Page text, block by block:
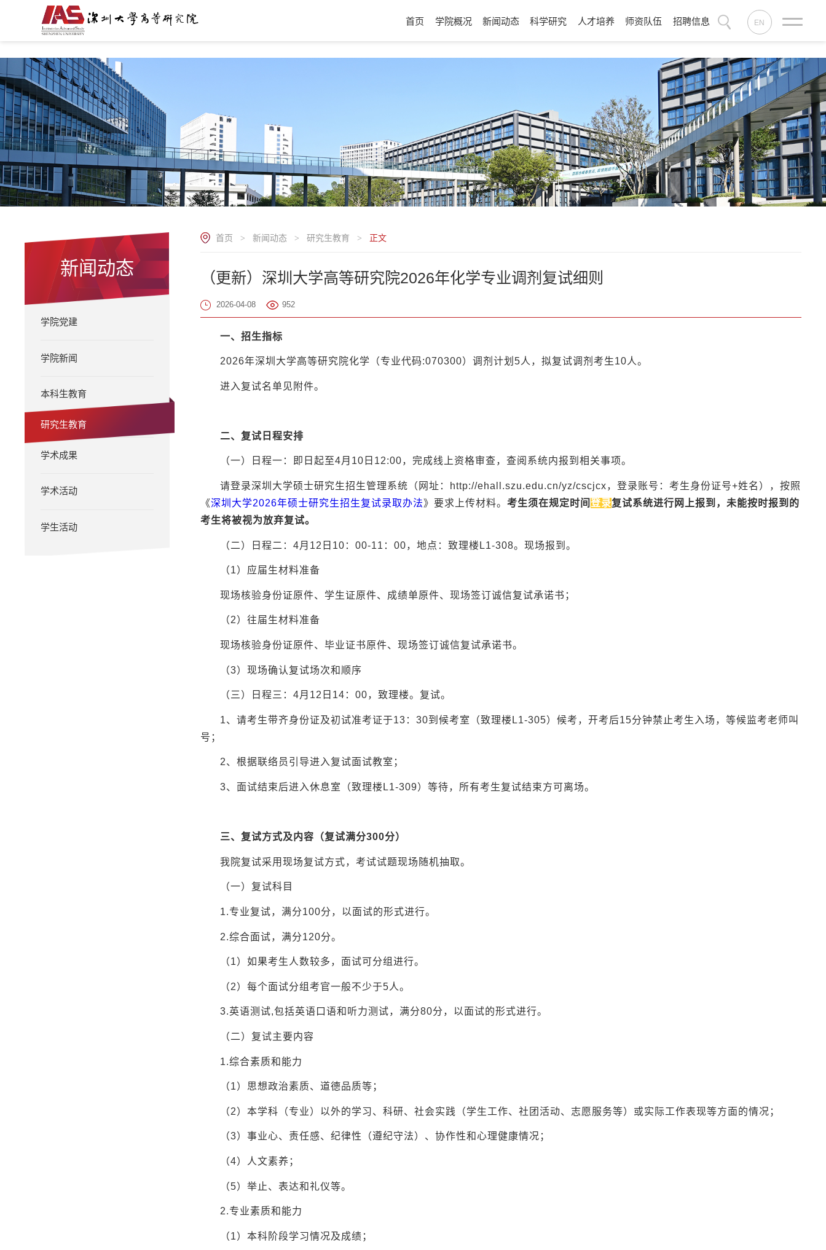
首页 学院概况 新闻动态 科学研究 人才培养 师资队伍 招聘信息 EN
新闻动态
学院党建
学院新闻
本科生教育
研究生教育
学术成果
学术活动
学生活动
首页 > 新闻动态 > 研究生教育 > 正文
（更新）深圳大学高等研究院2026年化学专业调剂复试细则
2026-04-08 952
一、招生指标
2026年深圳大学高等研究院化学（专业代码:070300）调剂计划5人，拟复试调剂考生10人。
进入复试名单见附件。
二、复试日程安排
（一）日程一：即日起至4月10日12:00，完成线上资格审查，查阅系统内报到相关事项。
请登录深圳大学硕士研究生招生管理系统（网址：http://ehall.szu.edu.cn/yz/cscjcx，登录账号：考生身份证号+姓名），按照
《深圳大学2026年硕士研究生招生复试录取办法》要求上传材料。 考生须在规定时间 登录复试系统进行网上报到，未能按时报到的
考生将被视为放弃复试。
（二）日程二：4月12日10：00-11：00，地点：致理楼L1-308。现场报到。
（1）应届生材料准备
现场核验身份证原件、学生证原件、成绩单原件、现场签订诚信复试承诺书；
（2）往届生材料准备
现场核验身份证原件、毕业证书原件、现场签订诚信复试承诺书。
（3）现场确认复试场次和顺序
（三）日程三：4月12日14：00，致理楼。复试。
1、请考生带齐身份证及初试准考证于13：30到候考室（致理楼L1-305）候考，开考后15分钟禁止考生入场，等候监考老师叫
号；
2、根据联络员引导进入复试面试教室；
3、面试结束后进入休息室（致理楼L1-309）等待，所有考生复试结束方可离场。
三、复试方式及内容（复试满分300分）
我院复试采用现场复试方式，考试试题现场随机抽取。
（一）复试科目
1.专业复试，满分100分，以面试的形式进行。
2.综合面试，满分120分。
（1）如果考生人数较多，面试可分组进行。
（2）每个面试分组考官一般不少于5人。
3.英语测试,包括英语口语和听力测试，满分80分，以面试的形式进行。
（二）复试主要内容
1.综合素质和能力
（1）思想政治素质、道德品质等；
（2）本学科（专业）以外的学习、科研、社会实践（学生工作、社团活动、志愿服务等）或实际工作表现等方面的情况；
（3）事业心、责任感、纪律性（遵纪守法）、协作性和心理健康情况；
（4）人文素养；
（5）举止、表达和礼仪等。
2.专业素质和能力
（1）本科阶段学习情况及成绩；